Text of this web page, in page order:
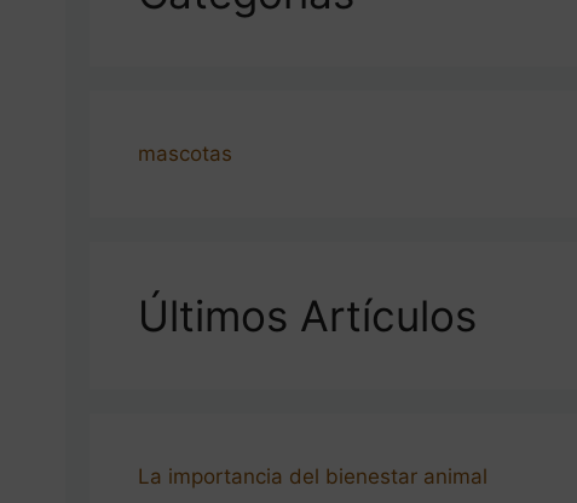
mascotas
Últimos Artículos
La importancia del bienestar animal